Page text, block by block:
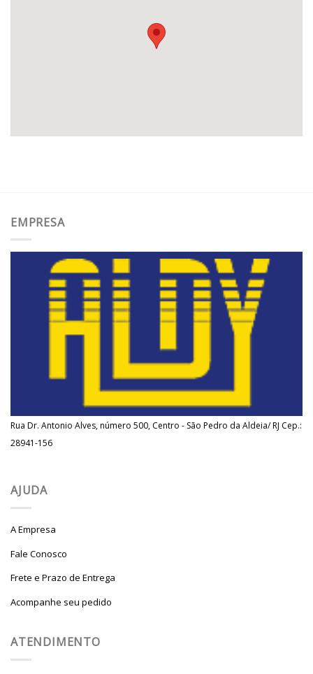
EMPRESA
Rua Dr. Antonio Alves, número 500, Centro - São Pedro da Aldeia/ RJ Cep.:
28941-156
AJUDA
A Empresa
Fale Conosco
Frete e Prazo de Entrega
Acompanhe seu pedido
ATENDIMENTO